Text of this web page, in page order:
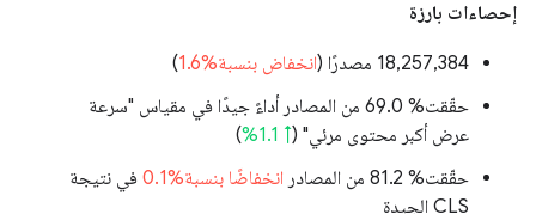
إحصاءات بارزة
‫18,257,384 مصدرًا ( انخفاض بنسبة%1.6
)
حقّقت% 69.0 من المصادر أداءً جيدًا في مقياس "سرعة
عرض أكبر محتوى مرئي" (↑ 1.1%
)
حقّقت% 81.2 من المصادر
انخفاضًا بنسبة%0.1
في نتيجة
CLS الجيدة